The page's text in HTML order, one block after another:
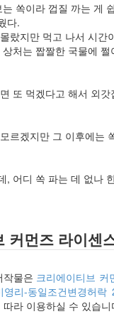
쏙이라 껍질 까는 게
다.
랐지만 먹고 나서 시간
처는 짭짤한 국물에
또 먹겠다고 해서 외
르겠지만 그 이후에는
, 어디 쏙 파는 데 없나
커먼즈 라이센
작물은 크리에이티브 커
영리-동일조건변경허락
따라 이용하실 수 있습니